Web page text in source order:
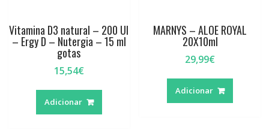
Vitamina D3 natural – 200 UI
– Ergy D – Nutergia – 15 ml
gotas
15,54€
Adicionar
MARNYS – ALOE ROYAL
20X10ml
29,99€
Adicionar